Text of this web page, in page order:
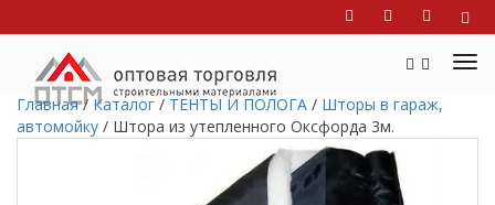
Главная /Каталог / ТЕНТЫ И ПОЛОГА / Шторы в гараж,
автомойку / Штора из утепленного Оксфорда 3м.